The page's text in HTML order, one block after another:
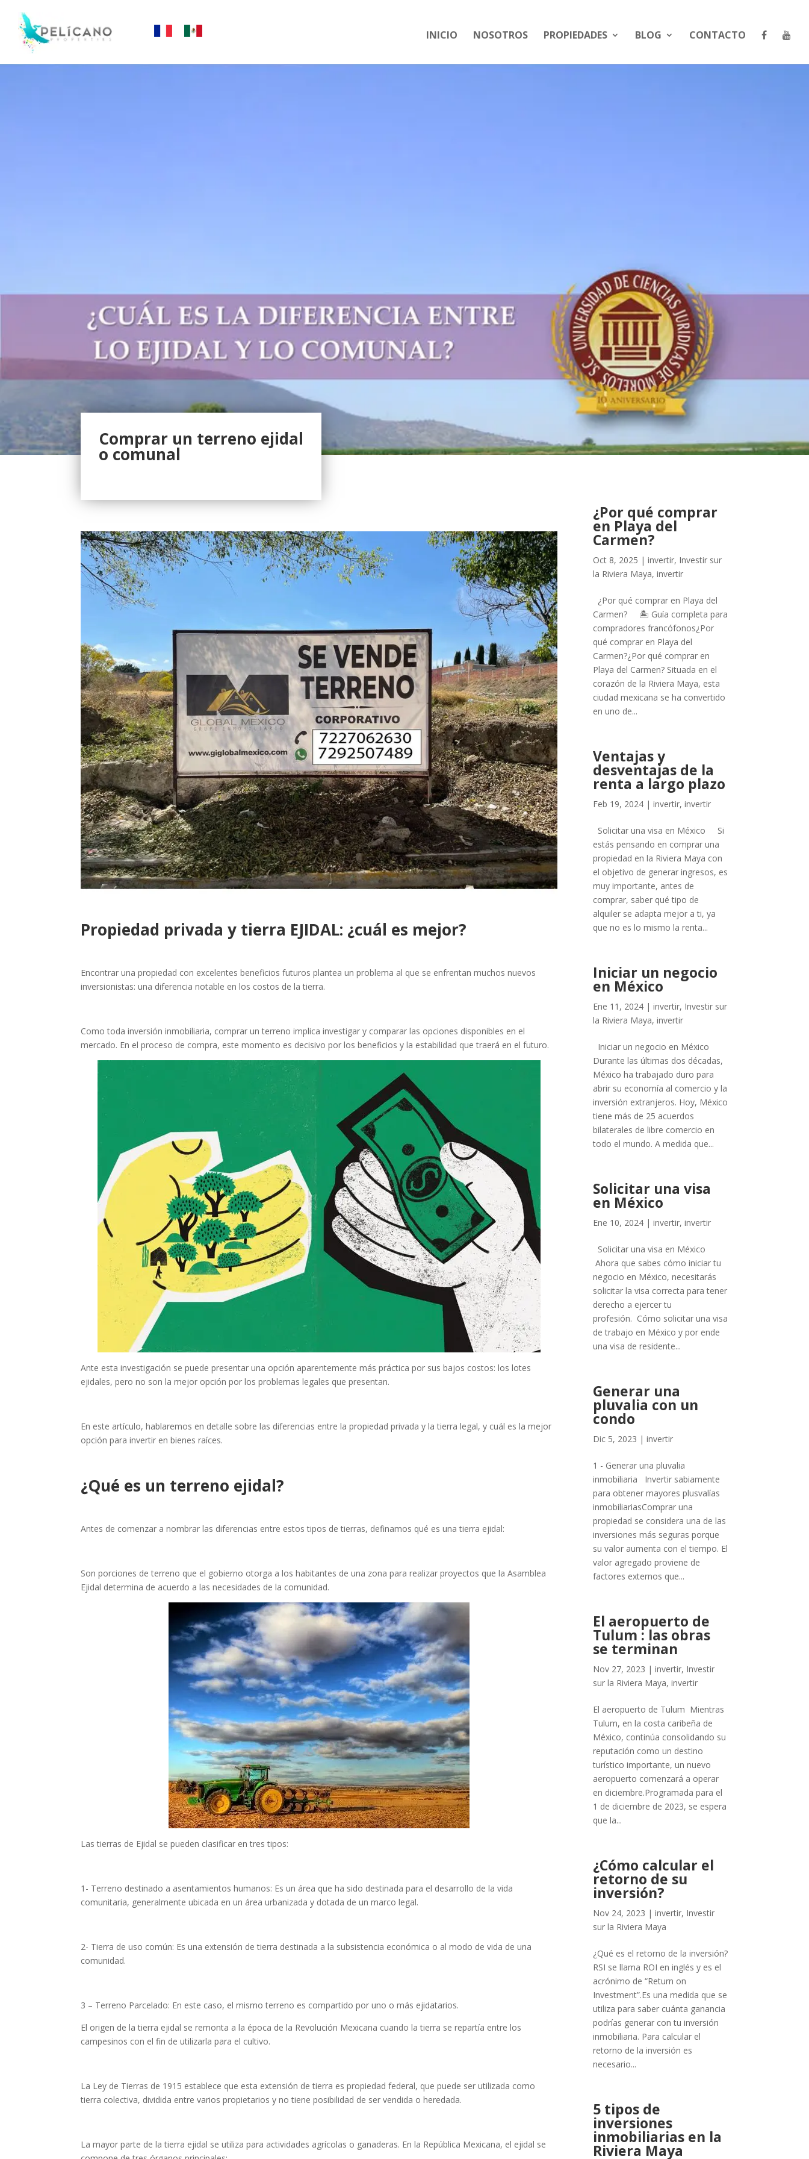
INICIO NOSOTROS PROPIEDADES BLOG CONTACTO
Comprar un terreno ejidal
o comunal
Propiedad privada y tierra EJIDAL: ¿cuál es mejor?
Encontrar una propiedad con excelentes beneficios futuros plantea un problema al que se enfrentan muchos nuevos
inversionistas: una diferencia notable en los costos de la tierra.
Como toda inversión inmobiliaria, comprar un terreno implica investigar y comparar las opciones disponibles en el
mercado. En el proceso de compra, este momento es decisivo por los beneficios y la estabilidad que traerá en el futuro.
Ante esta investigación se puede presentar una opción aparentemente más práctica por sus bajos costos: los lotes
ejidales, pero no son la mejor opción por los problemas legales que presentan.
En este artículo, hablaremos en detalle sobre las diferencias entre la propiedad privada y la tierra legal, y cuál es la mejor
opción para invertir en bienes raíces.
¿Qué es un terreno ejidal?
Antes de comenzar a nombrar las diferencias entre estos tipos de tierras, definamos qué es una tierra ejidal:
Son porciones de terreno que el gobierno otorga a los habitantes de una zona para realizar proyectos que la Asamblea
Ejidal determina de acuerdo a las necesidades de la comunidad.
Las tierras de Ejidal se pueden clasificar en tres tipos:
1- Terreno destinado a asentamientos humanos: Es un área que ha sido destinada para el desarrollo de la vida
comunitaria, generalmente ubicada en un área urbanizada y dotada de un marco legal.
2- Tierra de uso común: Es una extensión de tierra destinada a la subsistencia económica o al modo de vida de una
comunidad.
3 – Terreno Parcelado: En este caso, el mismo terreno es compartido por uno o más ejidatarios.
El origen de la tierra ejidal se remonta a la época de la Revolución Mexicana cuando la tierra se repartía entre los
campesinos con el fin de utilizarla para el cultivo.
La Ley de Tierras de 1915 establece que esta extensión de tierra es propiedad federal, que puede ser utilizada como
tierra colectiva, dividida entre varios propietarios y no tiene posibilidad de ser vendida o heredada.
La mayor parte de la tierra ejidal se utiliza para actividades agrícolas o ganaderas. En la República Mexicana, el ejidal se
¿Por qué comprar
en Playa del
Carmen?
Oct 8, 2025 |invertir, Investir sur
la Riviera Maya,invertir
¿Por qué comprar en Playa del
Carmen? 🏝️ Guía completa para
compradores francófonos¿Por
qué comprar en Playa del
Carmen?¿Por qué comprar en
Playa del Carmen? Situada en el
corazón de la Riviera Maya, esta
ciudad mexicana se ha convertido
en uno de...
Ventajas y
desventajas de la
renta a largo plazo
Feb 19, 2024 |invertir,invertir
Solicitar una visa en México Si
estás pensando en comprar una
propiedad en la Riviera Maya con
el objetivo de generar ingresos, es
muy importante, antes de
comprar, saber qué tipo de
alquiler se adapta mejor a ti, ya
que no es lo mismo la renta...
Iniciar un negocio
en México
Ene 11, 2024 |invertir, Investir sur
la Riviera Maya,invertir
Iniciar un negocio en México
Durante las últimas dos décadas,
México ha trabajado duro para
abrir su economía al comercio y la
inversión extranjeros. Hoy, México
tiene más de 25 acuerdos
bilaterales de libre comercio en
todo el mundo. A medida que...
Solicitar una visa
en México
Ene 10, 2024 |invertir,invertir
Solicitar una visa en México
Ahora que sabes cómo iniciar tu
negocio en México, necesitarás
solicitar la visa correcta para tener
derecho a ejercer tu
profesión. Cómo solicitar una visa
de trabajo en México y por ende
una visa de residente...
Generar una
pluvalia con un
condo
Dic 5, 2023 |invertir
1 - Generar una pluvalia
inmobiliaria Invertir sabiamente
para obtener mayores plusvalías
inmobiliariasComprar una
propiedad se considera una de las
inversiones más seguras porque
su valor aumenta con el tiempo. El
valor agregado proviene de
factores externos que...
El aeropuerto de
Tulum : las obras
se terminan
Nov 27, 2023 |invertir, Investir
sur la Riviera Maya,invertir
El aeropuerto de Tulum Mientras
Tulum, en la costa caribeña de
México, continúa consolidando su
reputación como un destino
turístico importante, un nuevo
aeropuerto comenzará a operar
en diciembre.Programada para el
1 de diciembre de 2023, se espera
que la...
¿Cómo calcular el
retorno de su
inversión?
Nov 24, 2023 |invertir, Investir
sur la Riviera Maya
¿Qué es el retorno de la inversión?
RSI se llama ROI en inglés y es el
acrónimo de “Return on
Investment”.Es una medida que se
utiliza para saber cuánta ganancia
podrías generar con tu inversión
inmobiliaria. Para calcular el
retorno de la inversión es
necesario...
5 tipos de
inversiones
inmobiliarias en la
Riviera Maya